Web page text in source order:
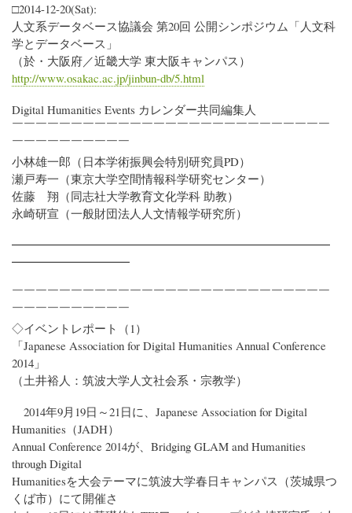
□2014-12-20(Sat):
人文系データベース協議会 第20回 公開シンポジウム「人文科
学とデータベース」
（於・大阪府／近畿大学 東大阪キャンパス）
http://www.osakac.ac.jp/jinbun-db/5.html
Digital Humanities Events カレンダー共同編集人
￣￣￣￣￣￣￣￣￣￣￣￣￣￣￣￣￣￣￣￣￣￣￣￣￣￣￣
￣￣￣￣￣￣￣￣￣￣
小林雄一郎（日本学術振興会特別研究員PD）
瀬戸寿一（東京大学空間情報科学研究センター）
佐藤 翔（同志社大学教育文化学科 助教）
永崎研宣（一般財団法人人文情報学研究所）
━━━━━━━━━━━━━━━━━━━━━━━━━━━
━━━━━━━━━━
￣￣￣￣￣￣￣￣￣￣￣￣￣￣￣￣￣￣￣￣￣￣￣￣￣￣￣
￣￣￣￣￣￣￣￣￣￣
◇イベントレポート（1）
「Japanese Association for Digital Humanities Annual Conference
2014」
（土井裕人：筑波大学人文社会系・宗教学）
2014年9月19日～21日に、Japanese Association for Digital
Humanities（JADH）
Annual Conference 2014が、Bridging GLAM and Humanities
through Digital
Humanitiesを大会テーマに筑波大学春日キャンパス（茨城県つ
くば市）にて開催さ